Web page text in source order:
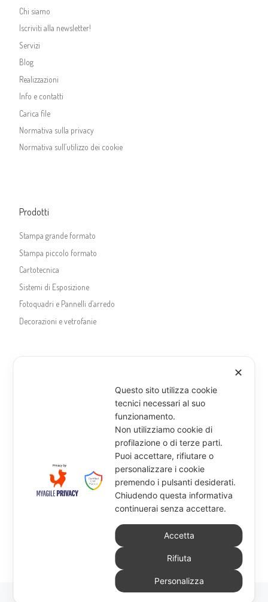
Chi siamo
Iscriviti alla newsletter!
Servizi
Blog
Realizzazioni
Info e contatti
Carica file
Normativa sulla privacy
Normativa sull’utilizzo dei cookie
Prodotti
Stampa grande formato
Stampa piccolo formato
Cartotecnica
Sistemi di Esposizione
Fotoquadri e Pannelli d’arredo
Decorazioni e vetrofanie
✕
Questo sito utilizza cookie
tecnici necessari al suo
funzionamento.
Non utilizziamo cookie di
profilazione o di terze parti.
Puoi accettare, rifiutare o
personalizzare i cookie
premendo i pulsanti desiderati.
Chiudendo questa informativa
continuerai senza accettare.
Accetta
Rifiuta
Personalizza